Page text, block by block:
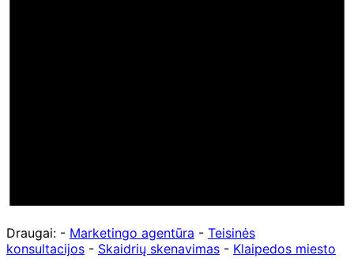
Draugai: - Marketingo agentūra - Teisinės
konsultacijos - Skaidrių skenavimas - Klaipedos miesto